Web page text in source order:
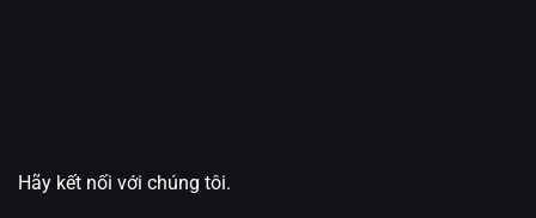
Hãy kết nối với chúng tôi.